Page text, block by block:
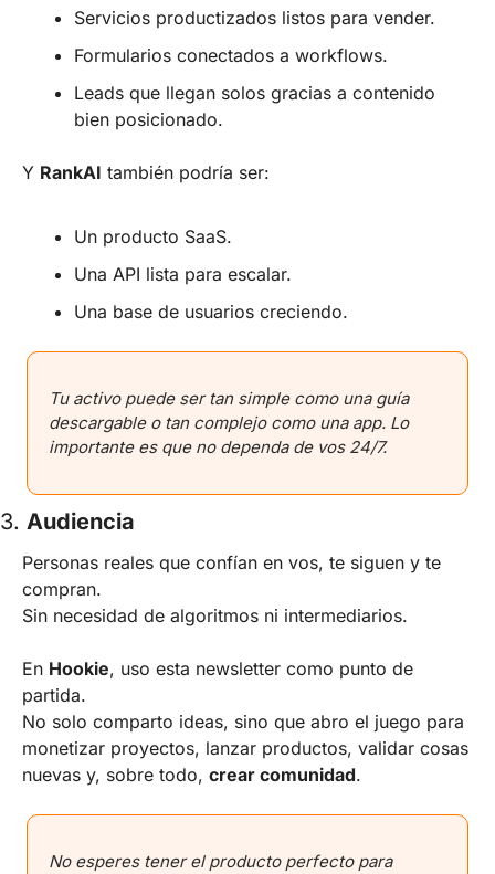
Servicios productizados listos para vender.
Formularios conectados a workflows.
Leads que llegan solos gracias a contenido
bien posicionado.
Y RankAI también podría ser:
Un producto SaaS.
Una API lista para escalar.
Una base de usuarios creciendo.
Tu activo puede ser tan simple como una guía
descargable o tan complejo como una app. Lo
importante es que no dependa de vos 24/7.
3. Audiencia
Personas reales que confían en vos, te siguen y te
compran.
Sin necesidad de algoritmos ni intermediarios.
En Hookie, uso esta newsletter como punto de
partida.
No solo comparto ideas, sino que abro el juego para
monetizar proyectos, lanzar productos, validar cosas
nuevas y, sobre todo, crear comunidad.
No esperes tener el producto perfecto para